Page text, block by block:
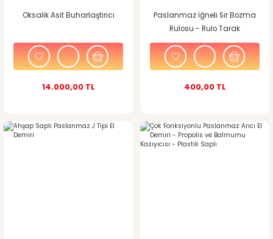
Oksalik Asit Buharlaştırıcı
14.000,00 TL
Paslanmaz İğneli Sır Bozma
Rulosu - Rulo Tarak
400,00 TL